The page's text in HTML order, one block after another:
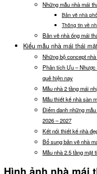
Những mẫu nhà mái
Bản vẽ nhà
Thông tin về
Bản vẽ nhà ống mái
Kiểu mẫu nhà mái thái
Những bộ concept
Phân tích Ưu –
quê hiện nay
Mẫu nhà 2 tầng mái
Mẫu thiết kế nhà sàn
Điểm danh những
2026 – 2027
Kết nối thiết kế nhà
Bổ sung bản vẽ nhà
Mẫu nhà 2.5 tầng mặt
Hình ảnh nhà mái